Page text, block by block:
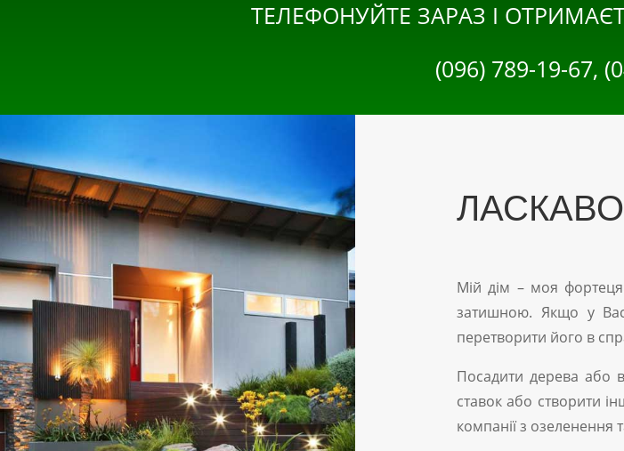
ТЕЛЕФОНУЙТЕ ЗАРАЗ І
(096) 789-19-67,
Мій дім – моя
затишною. Якщо у Вас
перетворити його в
Посадити дерева або
ставок або створити
компанії з озеленення